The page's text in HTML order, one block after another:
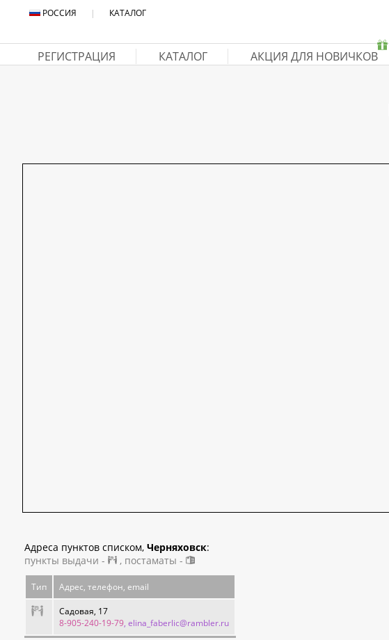
РОССИЯ | КАТАЛОГ
РЕГИСТРАЦИЯ КАТАЛОГ АКЦИЯ ДЛЯ НОВИЧКОВ
Адреса пунктов списком, Черняховск:
пункты выдачи -
, постаматы -
Тип Адрес, телефон, email
Садовая, 17
8-905-240-19-79, elina_faberlic@rambler.ru